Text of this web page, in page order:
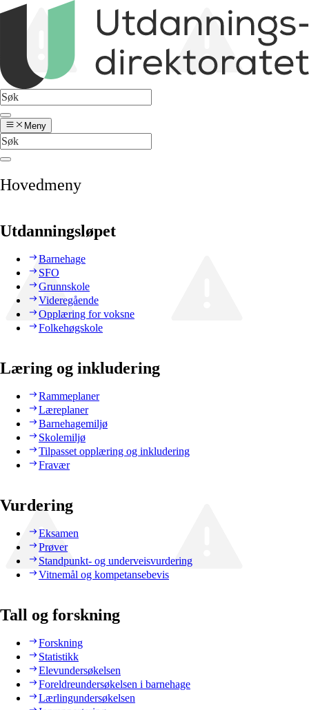
Meny
Hovedmeny
Utdanningsløpet
Barnehage
SFO
Grunnskole
Videregående
Opplæring for voksne
Folkehøgskole
Læring og inkludering
Rammeplaner
Læreplaner
Barnehagemiljø
Skolemiljø
Tilpasset opplæring og inkludering
Fravær
Vurdering
Eksamen
Prøver
Standpunkt- og underveisvurdering
Vitnemål og kompetansebevis
Tall og forskning
Forskning
Statistikk
Elevundersøkelsen
Foreldreundersøkelsen i barnehage
Lærlingundersøkelsen